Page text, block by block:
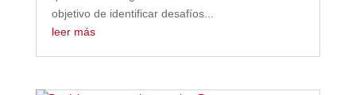
objetivo de identificar desafíos...
leer más